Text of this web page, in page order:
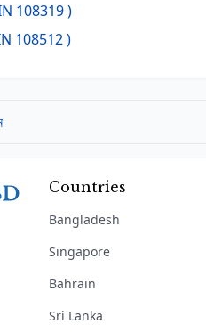
108319 )
108512 )
Countries
Bangladesh
Singapore
Bahrain
Sri Lanka